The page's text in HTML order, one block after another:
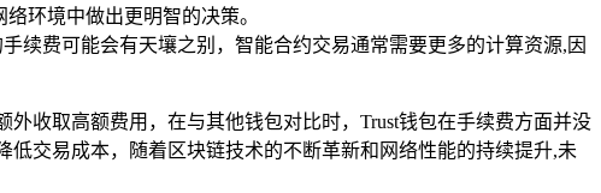
环境中做出更明智的决策。
续费可能会有天壤之别，智能合约交易通常需要更多的计算资源,因
收取高额费用，在与其他钱包对比时，Trust钱包在手续费方面并没
交易成本，随着区块链技术的不断革新和网络性能的持续提升,未